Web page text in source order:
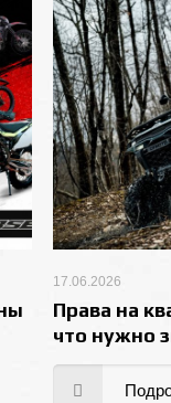
17.06.2026
Права на
что нужно